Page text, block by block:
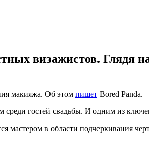
визажистов. Глядя
макияжа. Об этом пишет Bored Panda.
гостей свадьбы. И одним из
в области подчеркивания